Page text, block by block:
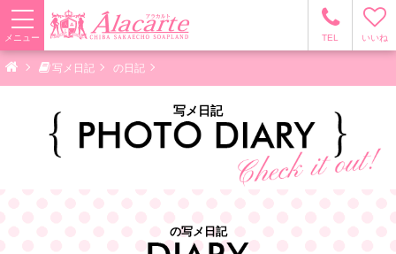
TEL いいね
メニュー
写メ日記 の日記
写メ日記
の写メ日記